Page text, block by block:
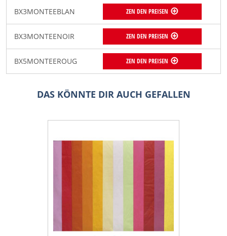
BX3MONTEEBLAN ZEN DEN PREISEN
BX3MONTEENOIR ZEN DEN PREISEN
BX5MONTEEROUG ZEN DEN PREISEN
DAS KÖNNTE DIR AUCH GEFALLEN